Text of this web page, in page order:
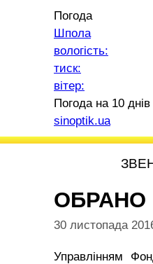
Погода
Шпола
вологість:
тиск:
вітер:
Погода на 10 днів
sinoptik.ua
ОБРАНО
30 листопада
Управлінням